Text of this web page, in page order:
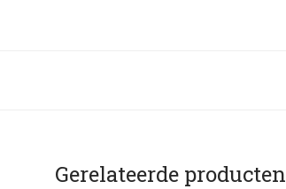
Gerelateerde producten